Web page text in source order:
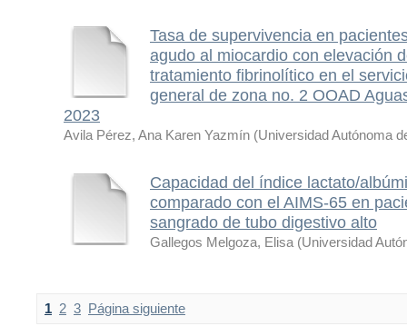
Tasa de supervivencia en
agudo al miocardio con elevación
tratamiento fibrinolítico en el
general de zona no. 2 OOAD
2023
Avila Pérez, Ana Karen Yazmín (Universidad Autónoma
Capacidad del índice lactato/
comparado con el AIMS-65 en
sangrado de tubo digestivo alto
Gallegos Melgoza, Elisa (Universidad
1 2 3 Página siguiente